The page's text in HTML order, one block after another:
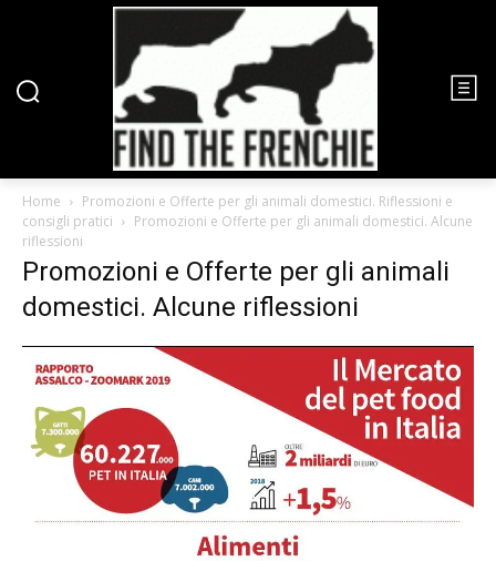
Home
Promozioni e Offerte per gli animali domestici. Riflessioni e
consigli pratici
Promozioni e Offerte per gli animali domestici. Alcune
riflessioni
Promozioni e Offerte per gli animali
domestici. Alcune riflessioni